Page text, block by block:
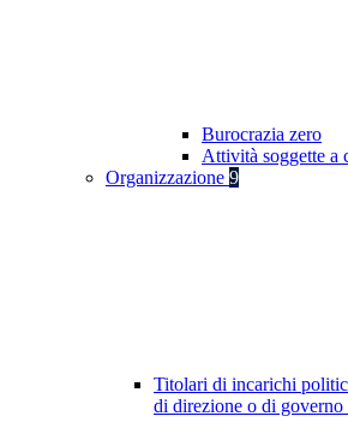
Burocrazia zero
Attività soggette a
Organizzazione 9
Titolari di incarichi
di direzione o di governo